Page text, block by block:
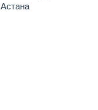
Астана